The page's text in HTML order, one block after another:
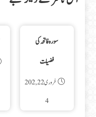
سورہ فاتحہ کی
فضیلت
فروری 22, 202
4